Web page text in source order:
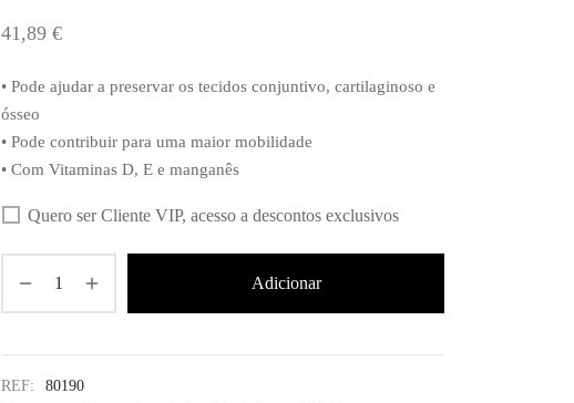
41,89 €
• Pode ajudar a preservar os tecidos conjuntivo, cartilaginoso e
ósseo
• Pode contribuir para uma maior mobilidade
• Com Vitaminas D, E e manganês
Quero ser Cliente VIP, acesso a descontos exclusivos
Adicionar
REF:
80190